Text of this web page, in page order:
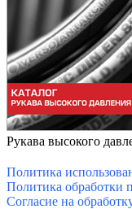
Рукава высокого
Политика
Политика обработки
Согласие на